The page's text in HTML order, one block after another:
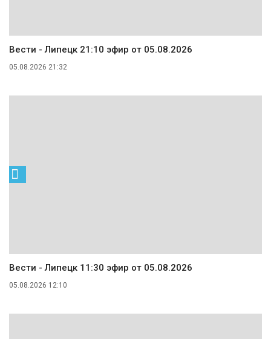
Вести - Липецк 21:10 эфир от 05.08.2026
05.08.2026 21:32
Вести - Липецк 11:30 эфир от 05.08.2026
05.08.2026 12:10